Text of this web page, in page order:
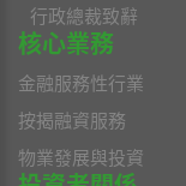
行政總裁致辭
核心業務
金融服務性行業
按揭融資服務
物業發展與投資